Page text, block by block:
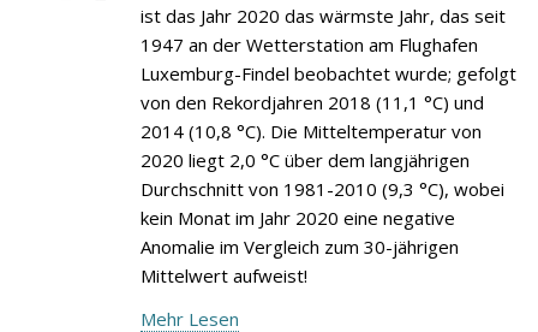
ist das Jahr 2020 das wärmste Jahr, das seit
1947 an der Wetterstation am Flughafen
Luxemburg-Findel beobachtet wurde; gefolgt
von den Rekordjahren 2018 (11,1 °C) und
2014 (10,8 °C). Die Mitteltemperatur von
2020 liegt 2,0 °C über dem langjährigen
Durchschnitt von 1981-2010 (9,3 °C), wobei
kein Monat im Jahr 2020 eine negative
Anomalie im Vergleich zum 30-jährigen
Mittelwert aufweist!
Mehr Lesen